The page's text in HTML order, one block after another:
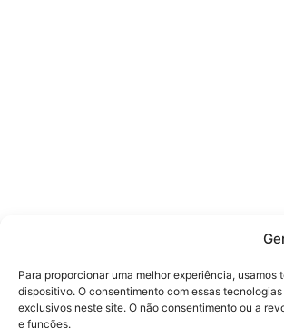
Para proporcionar uma melhor experiência,
dispositivo. O consentimento com essas
exclusivos neste site. O não consentimento ou a
e funções.